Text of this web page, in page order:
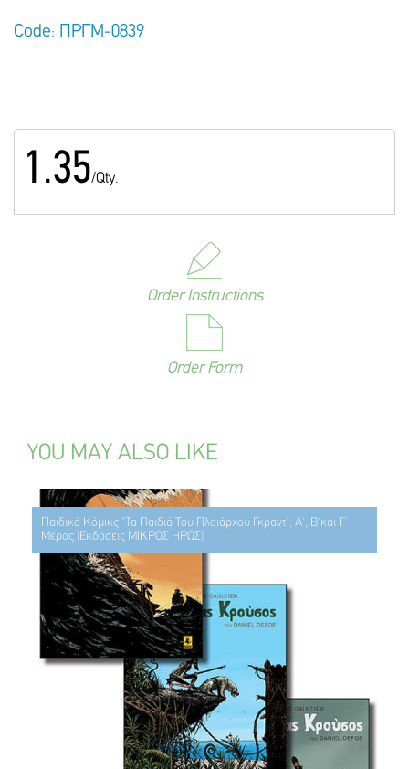
Code: ΠΡΓΜ-0839
1.35/Qty.
Order Instructions
Order Form
YOU MAY ALSO LIKE
Παιδικό Κόμικς "Τα Παιδιά Του Πλοιάρχου Γκραντ", Α', Β'και Γ'
Μέρος (Εκδόσεις ΜΙΚΡΟΣ ΗΡΩΣ)